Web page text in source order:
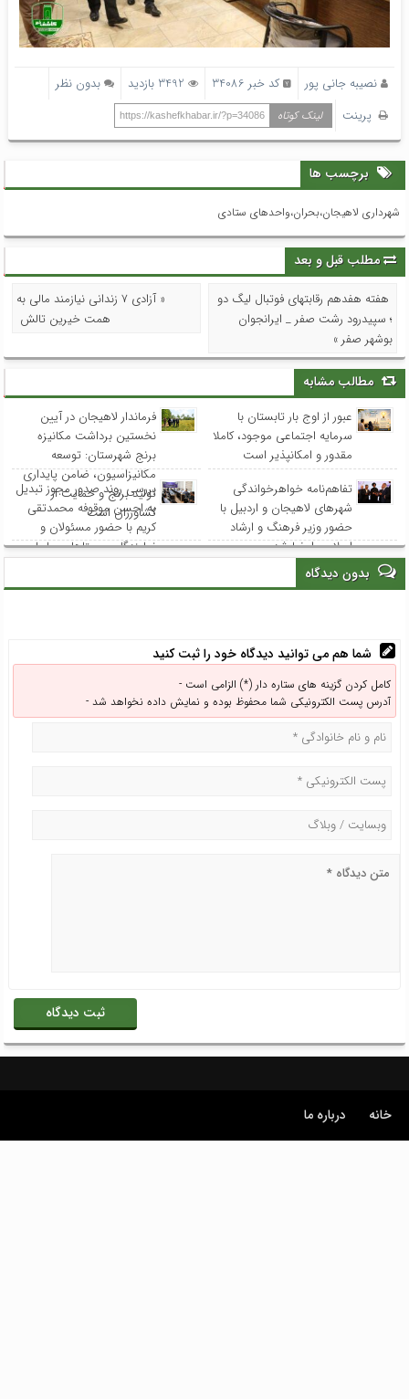
نصیبه جانی پور کد خبر 34086 3492 بازدید
بدون نظر
پرینت
لینک کوتاه https://kashefkhabar.ir/?p=34086
برچسب ها
شهرداری لاهیجان،بحران،واحدهای ستادی
مطلب قبل و بعد
هفته هفدهم رقابتهای فوتبال لیگ دو
؛ سپیدرود رشت صفر _ ایرانجوان
بوشهر صفر »
« آزادی ۷ زندانی نیازمند مالی به
همت خیرین تالش
مطالب مشابه
عبور از اوج بار تابستان با
سرمایه اجتماعی موجود، کاملا
مقدور و امکانپذیر است
فرماندار لاهیجان در آیین
نخستین برداشت مکانیزه
برنج شهرستان: توسعه
مکانیزاسیون، ضامن پایداری
تولید برنج و حمایت از
کشاورزان است
تفاهم‌نامه خواهرخواندگی
شهرهای لاهیجان و اردبیل با
حضور وزیر فرهنگ و ارشاد
اسلامی امضا شد
بررسی روند صدور مجوز تبدیل
به احسن موقوفه محمدتقی
کریم با حضور مسئولان و
نمایندگان روستاهای ساحلی
بدون دیدگاه
شما هم می توانید دیدگاه خود را ثبت کنید
کامل کردن گزینه های ستاره دار (*) الزامی است -
آدرس پست الکترونیکی شما محفوظ بوده و نمایش داده نخواهد شد -
خانه درباره ما